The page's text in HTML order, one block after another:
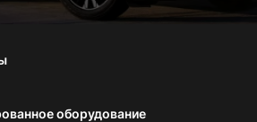
оборудование